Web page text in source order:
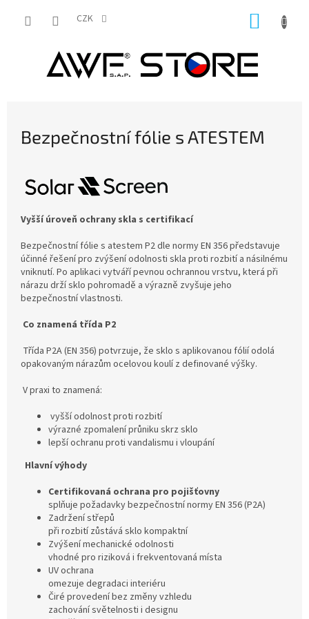
CZK
Bezpečnostní fólie s ATESTEM
Vyšší úroveň ochrany skla s certifikací
Bezpečnostní fólie s atestem P2 dle normy EN 356 představuje
účinné řešení pro zvýšení odolnosti skla proti rozbití a násilnému
vniknutí. Po aplikaci vytváří pevnou ochrannou vrstvu, která při
nárazu drží sklo pohromadě a výrazně zvyšuje jeho
bezpečnostní vlastnosti.
Co znamená třída P2
Třída P2A (EN 356) potvrzuje, že sklo s aplikovanou fólií odolá
opakovaným nárazům ocelovou koulí z definované výšky.
V praxi to znamená:
vyšší odolnost proti rozbití
výrazné zpomalení průniku skrz sklo
lepší ochranu proti vandalismu i vloupání
Hlavní výhody
Certifikovaná ochrana pro pojišťovny
splňuje požadavky bezpečnostní normy EN 356 (P2A)
Zadržení střepů
při rozbití zůstává sklo kompaktní
Zvýšení mechanické odolnosti
vhodné pro riziková i frekventovaná místa
UV ochrana
omezuje degradaci interiéru
Čiré provedení bez změny vzhledu
zachování světelnosti i designu